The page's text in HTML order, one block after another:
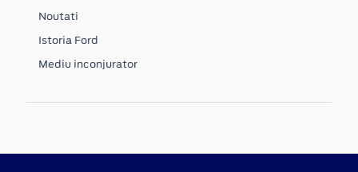
Noutati
Istoria Ford
Mediu inconjurator